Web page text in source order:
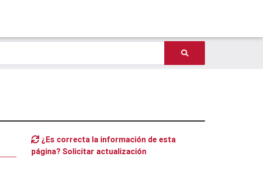
¿Es correcta la información de esta
página? Solicitar actualización